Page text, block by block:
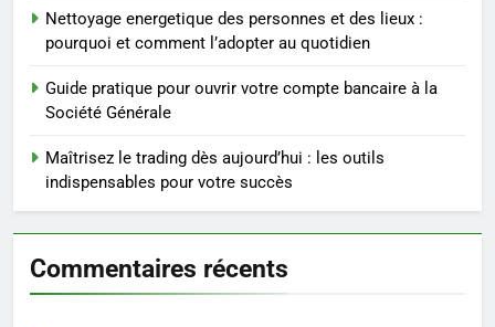
Postures de yoga essentielles
rapidement et durable
BIEN ÊTRE
5
Infection chronique de l’oreille :
tout ce qu’il faut savoir sur les
saignements
SANTÉ
6
Nettoyage energetique des personnes et des lieux :
pourquoi et comment l’adopter au quotidien
Guide pratique pour ouvrir votre compte bancaire à la
Société Générale
Maîtrisez le trading dès aujourd’hui : les outils
indispensables pour votre succès
Commentaires récents